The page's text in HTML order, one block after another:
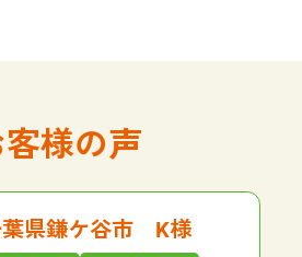
客様の声
県鎌ケ谷市 K様